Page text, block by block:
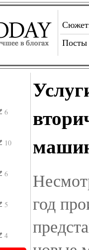
Посты
6
10
6
5
4
год